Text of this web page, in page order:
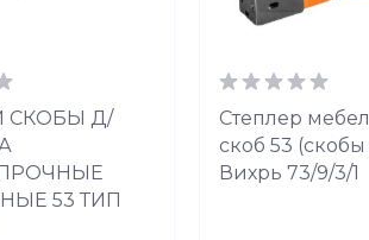
СКОБЫ Д/
53 ТИП
Степлер
скоб 53
Вихрь 73/9/3/1